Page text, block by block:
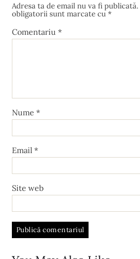
Adresa ta de email nu va fi publicată.
obligatorii sunt marcate cu*
Comentariu *
Nume *
Email *
Site web
l